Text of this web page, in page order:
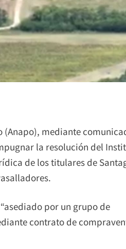
(Anapo), mediante
la resolución del
de los titulares de
por un grupo de
contrato de